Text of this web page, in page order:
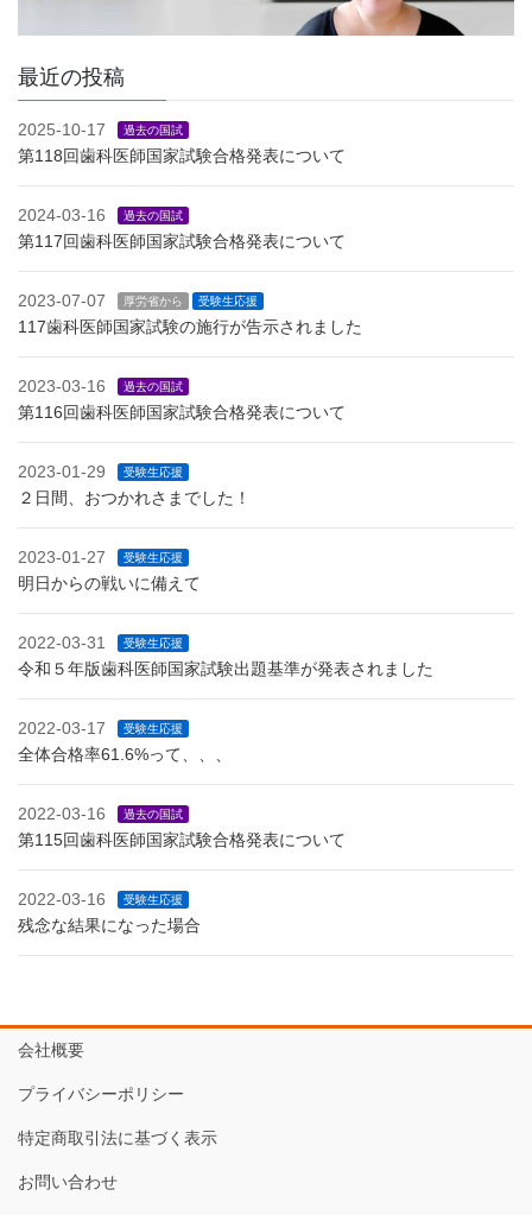
最近の投稿
2025-10-17 過去の国試
第118回歯科医師国家試験合格発表について
2024-03-16 過去の国試
第117回歯科医師国家試験合格発表について
2023-07-07 厚労省から 受験生応援
117歯科医師国家試験の施行が告示されました
2023-03-16 過去の国試
第116回歯科医師国家試験合格発表について
2023-01-29 受験生応援
２日間、おつかれさまでした！
2023-01-27 受験生応援
明日からの戦いに備えて
2022-03-31 受験生応援
令和５年版歯科医師国家試験出題基準が発表されました
2022-03-17 受験生応援
全体合格率61.6%って、、、
2022-03-16 過去の国試
第115回歯科医師国家試験合格発表について
2022-03-16 受験生応援
残念な結果になった場合
会社概要
プライバシーポリシー
特定商取引法に基づく表示
お問い合わせ